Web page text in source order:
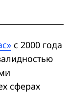
с 2000 года
сферах